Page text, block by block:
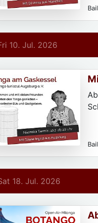
10. Jul. 2026
18. Jul. 2026